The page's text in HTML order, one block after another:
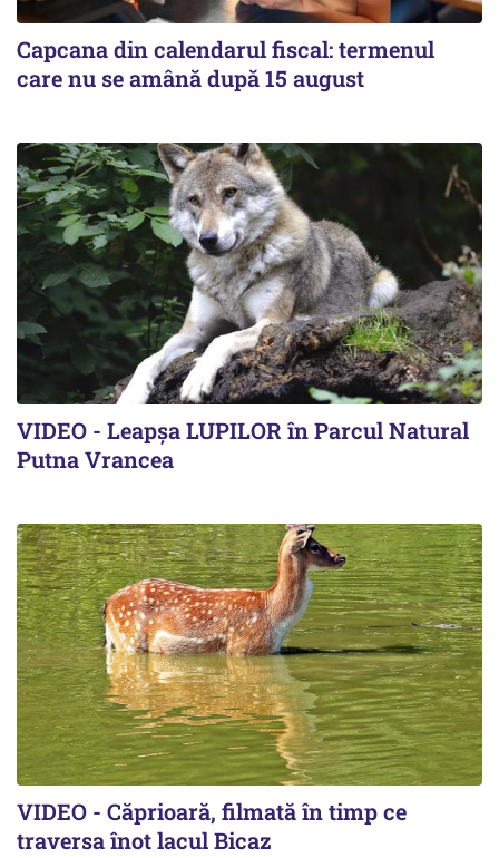
Capcana din calendarul fiscal: termenul
care nu se amână după 15 august
VIDEO - Leapșa LUPILOR în Parcul Natural
Putna Vrancea
VIDEO - Căprioară, filmată în timp ce
traversa înot lacul Bicaz